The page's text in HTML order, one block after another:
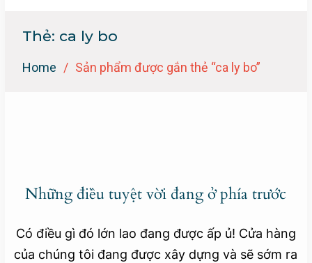
Thẻ: ca ly bo
Home Sản phẩm được gắn thẻ “ca ly bo”
Những điều tuyệt vời đang ở phía trước
Có điều gì đó lớn lao đang được ấp ủ! Cửa hàng
của chúng tôi đang được xây dựng và sẽ sớm ra